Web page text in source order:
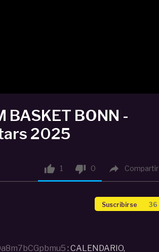
BASKET BONN -
2025
 1  0  Compartir
Suscribirse 36
: CALENDARIO,